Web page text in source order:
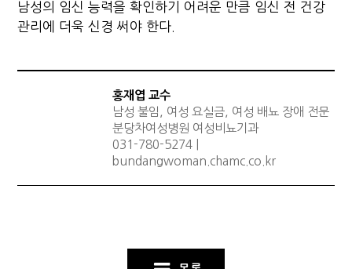
남성의 임신 능력을 확인하기 어려운 만큼 임신 전 건강
관리에 더욱 신경 써야 한다.
홍재엽 교수
남성 불임, 여성 요실금, 여성 배뇨 장애 전문
분당차여성병원 여성비뇨기과
031-780-5274 |
bundangwoman.chamc.co.kr